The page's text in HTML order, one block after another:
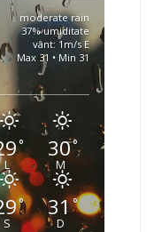
moderate rain
37% umiditate
vânt: 1m/s E
Max 31 • Min 31
°
L
30°
M
°
S
31°
D